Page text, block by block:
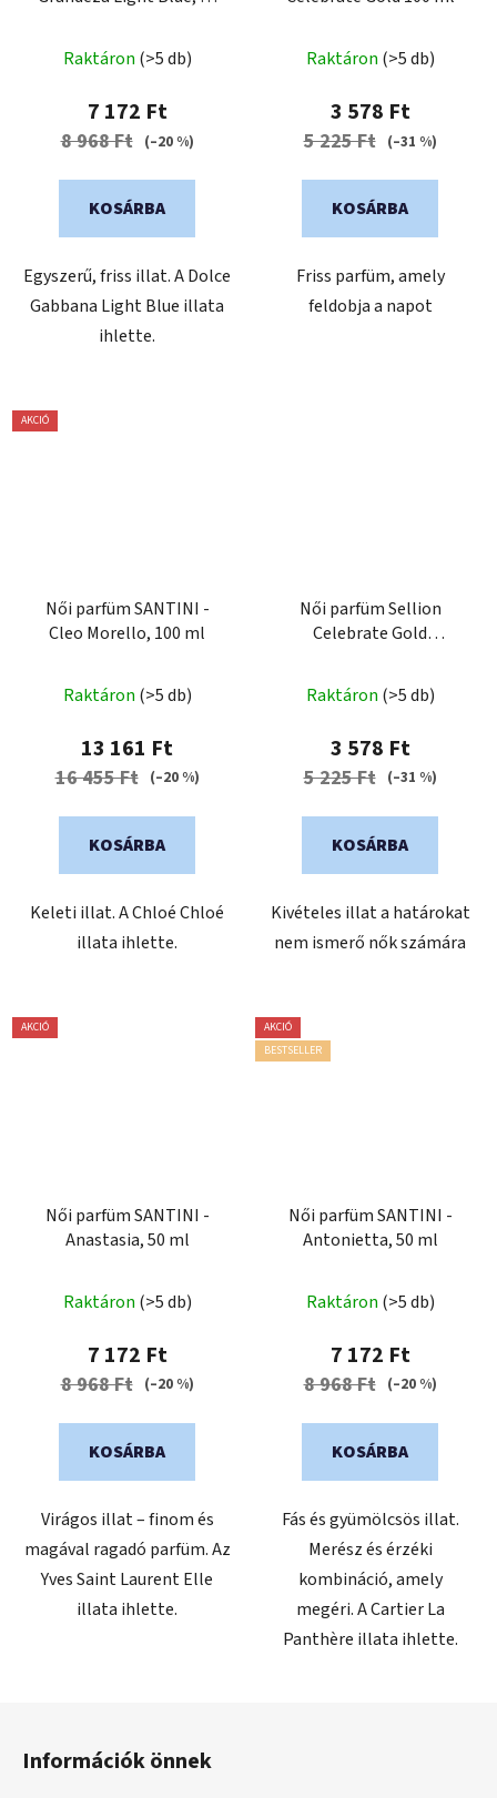
Raktáron (>5 db)
7 172 Ft
8 968 Ft (–20 %)
KOSÁRBA
Egyszerű, friss illat. A Dolce
Gabbana Light Blue illata
ihlette.
Raktáron (>5 db)
3 578 Ft
5 225 Ft (–31 %)
KOSÁRBA
Friss parfüm, amely
feldobja a napot
AKCIÓ
Női parfüm SANTINI -
Cleo Morello, 100 ml
Raktáron (>5 db)
13 161 Ft
16 455 Ft (–20 %)
KOSÁRBA
Keleti illat. A Chloé Chloé
illata ihlette.
Női parfüm Sellion
Celebrate Gold
Raktáron (>5 db)
3 578 Ft
5 225 Ft (–31 %)
KOSÁRBA
Kivételes illat a határokat
nem ismerő nők számára
AKCIÓ
Női parfüm SANTINI -
Anastasia, 50 ml
Raktáron (>5 db)
7 172 Ft
8 968 Ft (–20 %)
KOSÁRBA
Virágos illat – finom és
magával ragadó parfüm. Az
Yves Saint Laurent Elle
illata ihlette.
AKCIÓ
BESTSELLER
Női parfüm SANTINI -
Antonietta, 50 ml
termék
átlagos
értékelése
5,0
Raktáron (>5 db)
7 172 Ft
8 968 Ft (–20 %)
KOSÁRBA
Fás és gyümölcsös illat.
Merész és érzéki
kombináció, amely
megéri. A Cartier La
Panthère illata ihlette.
Információk önnek